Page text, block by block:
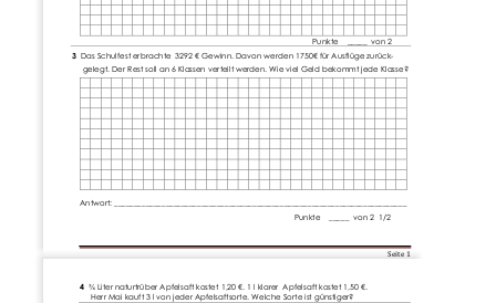
Seite 1
Punkte    _____  von 2
3 Das Schulfest erbrachte  3292 € Gewinn. Davon werden 1750€ für Ausflüge zurück-
gelegt. Der Rest soll an 6 Klassen verteilt werden. Wie viel Geld bekommt jede Klasse?
Antwort: __________________________________________________________________________
Punkte    _____  von 2  1/2
4 ¾ Liter naturtrüber Apfelsaft kostet 1,20 €. 1 l klarer  Apfelsaft kostet 1,50 €.
Herr Mai kauft 3 l von jeder Apfelsaftsorte. Welche Sorte ist günstiger?